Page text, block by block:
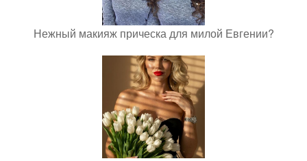
Нежный макияж прическа для милой Евгении?